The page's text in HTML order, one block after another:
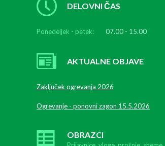
DELOVNI ČAS
Ponedeljek - petek: 07.00 - 15.00
AKTUALNE OBJAVE
Zaključek ogrevanja 2026
Ogrevanje - ponovni zagon 15.5.2026
OBRAZCI